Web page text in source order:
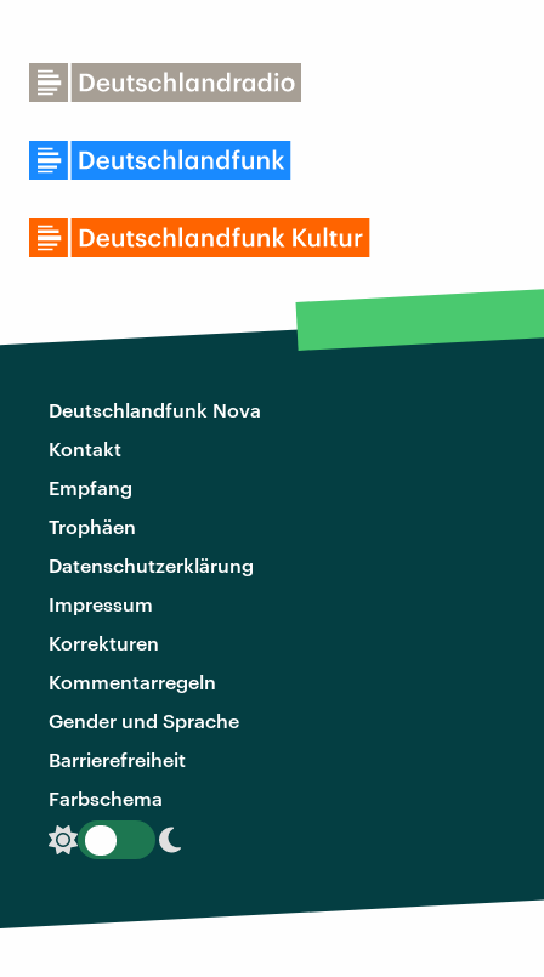
Deutschlandfunk Nova
Kontakt
Empfang
Trophäen
Datenschutzerklärung
Impressum
Korrekturen
Kommentarregeln
Gender und Sprache
Barrierefreiheit
Farbschema